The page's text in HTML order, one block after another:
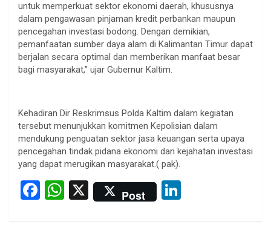
untuk memperkuat sektor ekonomi daerah, khususnya
dalam pengawasan pinjaman kredit perbankan maupun
pencegahan investasi bodong. Dengan demikian,
pemanfaatan sumber daya alam di Kalimantan Timur dapat
berjalan secara optimal dan memberikan manfaat besar
bagi masyarakat,” ujar Gubernur Kaltim.
Kehadiran Dir Reskrimsus Polda Kaltim dalam kegiatan
tersebut menunjukkan komitmen Kepolisian dalam
mendukung penguatan sektor jasa keuangan serta upaya
pencegahan tindak pidana ekonomi dan kejahatan investasi
yang dapat merugikan masyarakat.( pak).
F
W X Post